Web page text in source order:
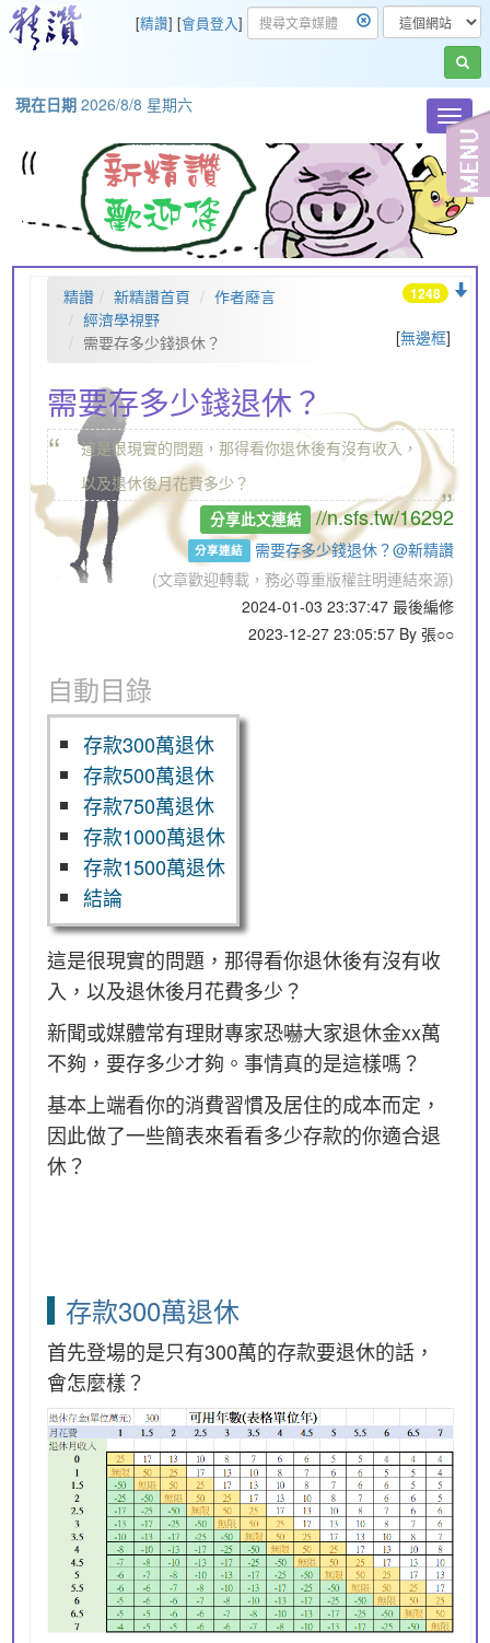
[精讚] [會員登入]
現在日期 2026/8/8 星期六
[無邊框]
精讚 新精讚首頁
作者廢言
經濟學視野
需要存多少錢退休？
1248
需要存多少錢退休？
“
這是很現實的問題，那得看你退休後有沒有收入，
以及退休後月花費多少？
„
分享此文連結 //n.sfs.tw/16292
分享連結
需要存多少錢退休？@新精讚
(文章歡迎轉載，務必尊重版權註明連結來源)
2024-01-03 23:37:47 最後編修
2023-12-27 23:05:57 By 張○○
自動目錄
存款300萬退休
存款500萬退休
存款750萬退休
存款1000萬退休
存款1500萬退休
結論
這是很現實的問題，那得看你退休後有沒有收
入，以及退休後月花費多少？
新聞或媒體常有理財專家恐嚇大家退休金xx萬
不夠，要存多少才夠。事情真的是這樣嗎？
基本上端看你的消費習慣及居住的成本而定，
因此做了一些簡表來看看多少存款的你適合退
休？
存款300萬退休
首先登場的是只有300萬的存款要退休的話，
會怎麼樣？